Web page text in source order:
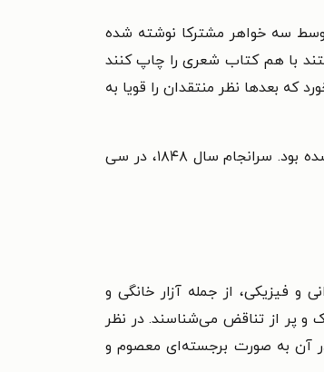
توسط سه خواهر مشترکا نوشته شده
با هم کتاب شعری را چاپ کنند
شعر از امیلی جین برونته به چشم می‌خورد که بعدها نظر منتقدان را قویا به
وضعیت سلامتی امیلی تنها یک سال بعد از چاپ تنها رمانش، بلندی‌های بادگیر، بسیار وخیم شده و نفس کشیدن برایش سخت شده بود. سرانجام سال ۱۸۴۸، در سی
و فیزیکی، از جمله آزار خانگی و
پر از تناقض می‌شناسند. در نظر
آن به صورت برجسته‌ای معصوم و